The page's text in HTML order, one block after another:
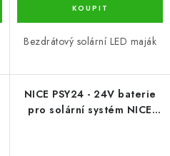
Bezdrátový solární LED maják
NICE PSY24 - 24V baterie
pro solární systém NICE